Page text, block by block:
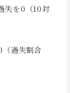
失を0（10対
過失割合